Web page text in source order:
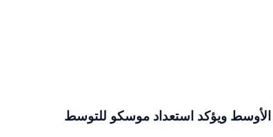
ويؤكد استعداد موسكو للتوسط